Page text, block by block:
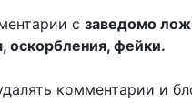
с заведомо
оскорбления, фейки.
комментарии и